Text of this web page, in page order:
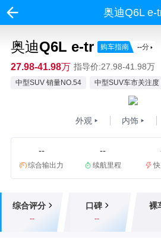
奥迪Q6L e-
奥迪Q6L e-tr 购车指南 --分
27.98-41.98万 指导价:27.98-41.98万
中型SUV 销量NO.54 中型SUV车市关注度
外观 内饰
--
综合输出力
--
续航里程
综合评分
--
口碑
--
裸